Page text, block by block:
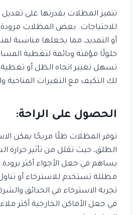
تتميز المظلات بقدرتها على
للاحتياجات. بعض المظلات
أو التمديد، مما يجعلها مناسبة
حلولًا مؤقتة ودائمة لتغطية
تسهل تغيير اتجاه الظل أو
لك التكيف مع التغيرات المناخية
الحصول على الراحة:
توفر المظلات ظلًا مريحًا يمكن
الطلق، حيث تقلل من تأثير حرارة
يساهم في جعل الأجواء أكثر
مظللة تستخدم للاسترخاء أو
تجربة الاسترخاء في الحدائق
في جعل الأماكن الخارجية أكثر